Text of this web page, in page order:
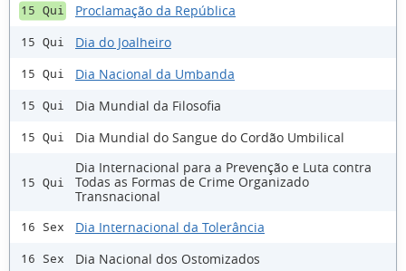
15 Qui Proclamação da República
15 Qui Dia do Joalheiro
15 Qui Dia Nacional da Umbanda
15 Qui Dia Mundial da Filosofia
15 Qui Dia Mundial do Sangue do Cordão Umbilical
15 Qui
Dia Internacional para a Prevenção e Luta contra
Todas as Formas de Crime Organizado
Transnacional
16 Sex Dia Internacional da Tolerância
16 Sex Dia Nacional dos Ostomizados